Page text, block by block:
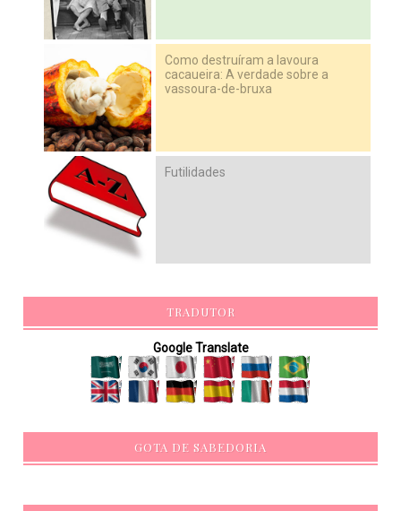
Como destruíram a lavoura
cacaueira: A verdade sobre a
vassoura-de-bruxa
Futilidades
TRADUTOR
Google Translate
GOTA DE SABEDORIA